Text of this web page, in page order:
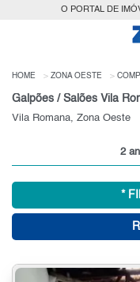
O PORTAL DE
HOME ZONA OESTE
Vila Romana, Zona Oeste
2
*